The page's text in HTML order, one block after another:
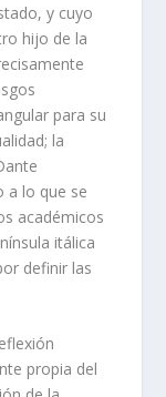
y cuyo
hijo de la
para su
la
a lo que se
académicos
itálica
definir las
propia del